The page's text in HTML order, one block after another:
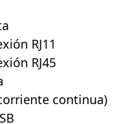
RJ11
RJ45
continua)